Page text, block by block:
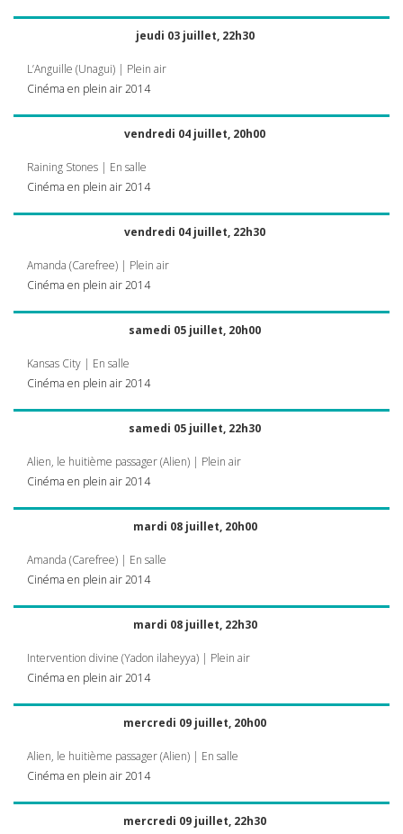
jeudi 03 juillet, 22h30
L’Anguille (Unagui) | Plein air
Cinéma en plein air 2014
vendredi 04 juillet, 20h00
Raining Stones | En salle
Cinéma en plein air 2014
vendredi 04 juillet, 22h30
Amanda (Carefree) | Plein air
Cinéma en plein air 2014
samedi 05 juillet, 20h00
Kansas City | En salle
Cinéma en plein air 2014
samedi 05 juillet, 22h30
Alien, le huitième passager (Alien) | Plein air
Cinéma en plein air 2014
mardi 08 juillet, 20h00
Amanda (Carefree) | En salle
Cinéma en plein air 2014
mardi 08 juillet, 22h30
Intervention divine (Yadon ilaheyya) | Plein air
Cinéma en plein air 2014
mercredi 09 juillet, 20h00
Alien, le huitième passager (Alien) | En salle
Cinéma en plein air 2014
mercredi 09 juillet, 22h30